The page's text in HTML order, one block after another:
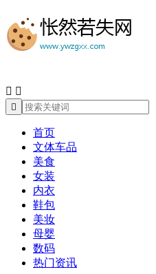
 

首页
文体车品
美食
女装
内衣
鞋包
美妆
母婴
数码
热门资讯